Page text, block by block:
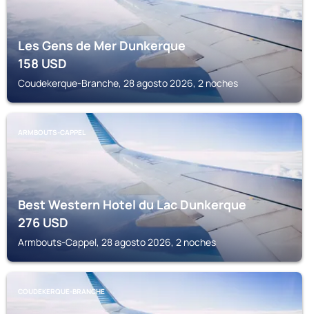
Les Gens de Mer Dunkerque
158USD
Coudekerque-Branche, 28 agosto 2026, 2 noches
ARMBOUTS-CAPPEL
Best Western Hotel du Lac Dunkerque
276USD
Armbouts-Cappel, 28 agosto 2026, 2 noches
COUDEKERQUE-BRANCHE